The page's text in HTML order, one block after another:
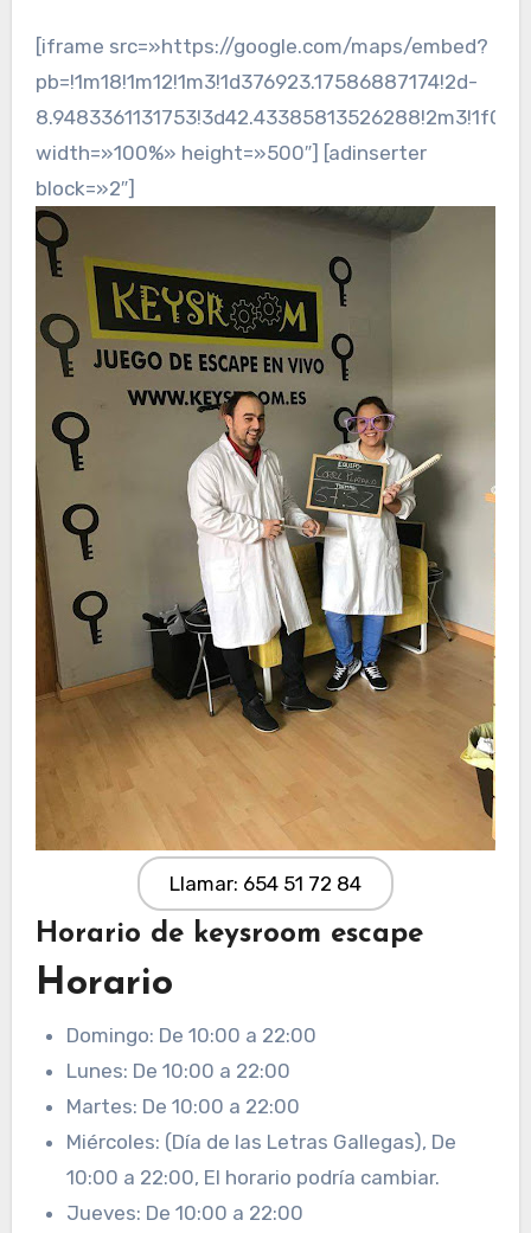
[iframe src=»https://google.com/maps/embed?
pb=!1m18!1m12!1m3!1d376923.17586887174!2d-
width=»100%» height=»500″] [adinserter
block=»2″]
Llamar: 654 51 72 84
Horario de keysroom escape
Horario
Domingo: De 10:00 a 22:00
Lunes: De 10:00 a 22:00
Martes: De 10:00 a 22:00
Miércoles: (Día de las Letras Gallegas), De
10:00 a 22:00, El horario podría cambiar.
Jueves: De 10:00 a 22:00